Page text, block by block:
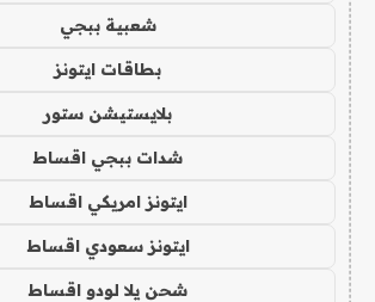
شعبية ببجي
بطاقات ايتونز
بلايستيشن ستور
شدات ببجي اقساط
ايتونز امريكي اقساط
ايتونز سعودي اقساط
شحن يلا لودو اقساط